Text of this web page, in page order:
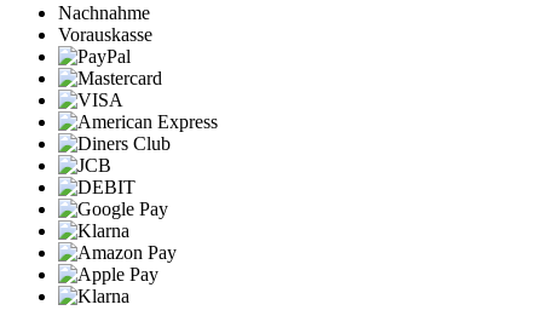
Nachnahme
Vorauskasse